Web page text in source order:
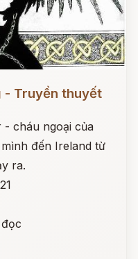
- Truyền thuyết
- cháu ngoại của
đến Ireland từ
ra.